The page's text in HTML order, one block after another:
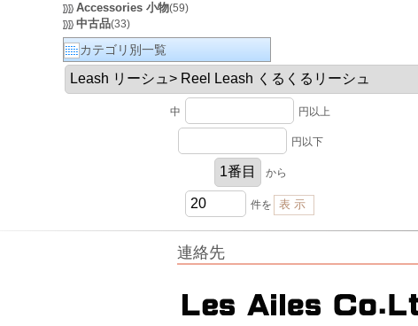
Accessories 小物(59)
中古品(33)
カテゴリ別一覧
中 円以上
円以下
から
件を
連絡先